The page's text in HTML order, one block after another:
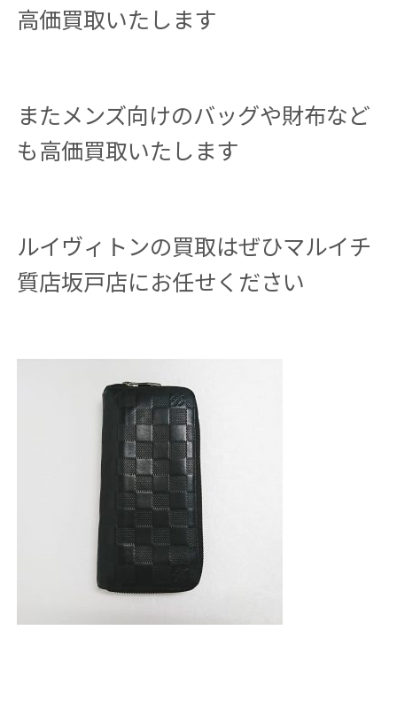
高価買取いたします
またメンズ向けのバッグや財布など
も高価買取いたします
ルイヴィトンの買取はぜひマルイチ
質店坂戸店にお任せください